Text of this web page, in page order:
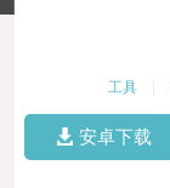
工具
安卓下载